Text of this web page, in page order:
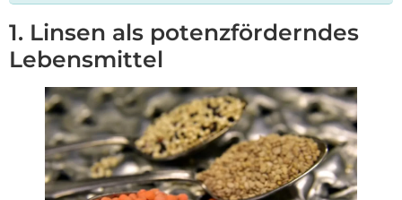
1. Linsen als potenzförderndes
Lebensmittel